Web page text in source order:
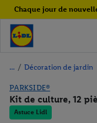
Chaque jour de
/ Décoration de jardin
PARKSIDE®
Kit de culture, 12
Astuce Lidl